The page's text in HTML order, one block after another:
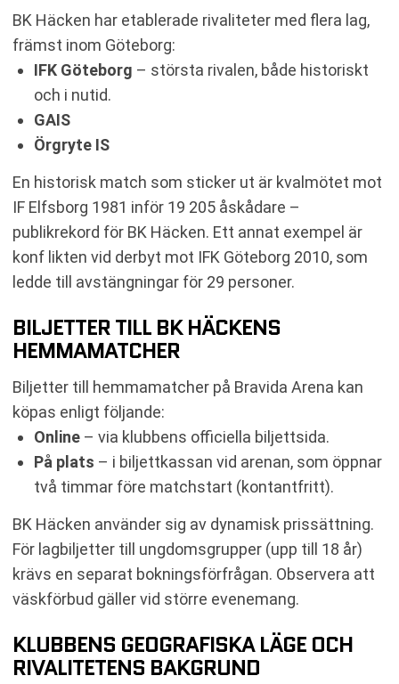
BK Häcken har etablerade rivaliteter med flera lag,
främst inom Göteborg:
IFK Göteborg – största rivalen, både historiskt
och i nutid.
GAIS
Örgryte IS
En historisk match som sticker ut är kvalmötet mot
IF Elfsborg 1981 inför 19 205 åskådare –
publikrekord för BK Häcken. Ett annat exempel är
konf likten vid derbyt mot IFK Göteborg 2010, som
ledde till avstängningar för 29 personer.
BILJETTER TILL BK HÄCKENS
HEMMAMATCHER
Biljetter till hemmamatcher på Bravida Arena kan
köpas enligt följande:
Online – via klubbens officiella biljettsida.
På plats – i biljettkassan vid arenan, som öppnar
två timmar före matchstart (kontantfritt).
BK Häcken använder sig av dynamisk prissättning.
För lagbiljetter till ungdomsgrupper (upp till 18 år)
krävs en separat bokningsförfrågan. Observera att
väskförbud gäller vid större evenemang.
KLUBBENS GEOGRAFISKA LÄGE OCH
RIVALITETENS BAKGRUND